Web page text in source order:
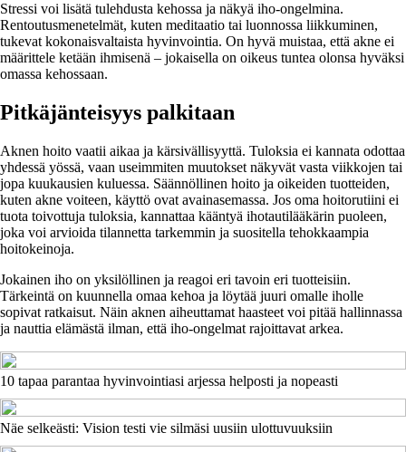
Stressi voi lisätä tulehdusta kehossa ja näkyä iho-ongelmina.
Rentoutusmenetelmät, kuten meditaatio tai luonnossa liikkuminen,
tukevat kokonaisvaltaista hyvinvointia. On hyvä muistaa, että akne ei
määrittele ketään ihmisenä – jokaisella on oikeus tuntea olonsa hyväksi
omassa kehossaan.
Pitkäjänteisyys palkitaan
Aknen hoito vaatii aikaa ja kärsivällisyyttä. Tuloksia ei kannata odottaa
yhdessä yössä, vaan useimmiten muutokset näkyvät vasta viikkojen tai
jopa kuukausien kuluessa. Säännöllinen hoito ja oikeiden tuotteiden,
kuten akne voiteen, käyttö ovat avainasemassa. Jos oma hoitorutiini ei
tuota toivottuja tuloksia, kannattaa kääntyä ihotautilääkärin puoleen,
joka voi arvioida tilannetta tarkemmin ja suositella tehokkaampia
hoitokeinoja.
Jokainen iho on yksilöllinen ja reagoi eri tavoin eri tuotteisiin.
Tärkeintä on kuunnella omaa kehoa ja löytää juuri omalle iholle
sopivat ratkaisut. Näin aknen aiheuttamat haasteet voi pitää hallinnassa
ja nauttia elämästä ilman, että iho-ongelmat rajoittavat arkea.
10 tapaa parantaa hyvinvointiasi arjessa helposti ja nopeasti
Näe selkeästi: Vision testi vie silmäsi uusiin ulottuvuuksiin